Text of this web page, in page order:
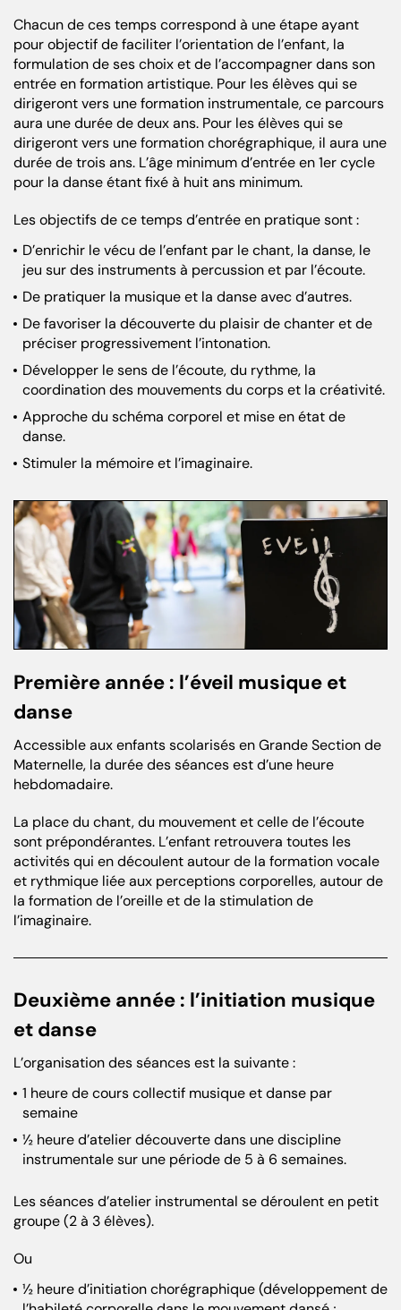
Chacun de ces temps correspond à une étape ayant
pour objectif de faciliter l’orientation de l’enfant, la
formulation de ses choix et de l’accompagner dans son
entrée en formation artistique. Pour les élèves qui se
dirigeront vers une formation instrumentale, ce parcours
aura une durée de deux ans. Pour les élèves qui se
dirigeront vers une formation chorégraphique, il aura une
durée de trois ans. L’âge minimum d’entrée en 1er cycle
pour la danse étant fixé à huit ans minimum.
Les objectifs de ce temps d’entrée en pratique sont :
D’enrichir le vécu de l’enfant par le chant, la danse, le
jeu sur des instruments à percussion et par l’écoute.
De pratiquer la musique et la danse avec d’autres.
De favoriser la découverte du plaisir de chanter et de
préciser progressivement l’intonation.
Développer le sens de l’écoute, du rythme, la
coordination des mouvements du corps et la créativité.
Approche du schéma corporel et mise en état de
danse.
Stimuler la mémoire et l’imaginaire.
Première année : l’éveil musique et
danse
Accessible aux enfants scolarisés en Grande Section de
Maternelle, la durée des séances est d’une heure
hebdomadaire.
La place du chant, du mouvement et celle de l’écoute
sont prépondérantes. L’enfant retrouvera toutes les
activités qui en découlent autour de la formation vocale
et rythmique liée aux perceptions corporelles, autour de
la formation de l’oreille et de la stimulation de
l’imaginaire.
Deuxième année : l’initiation musique
et danse
L’organisation des séances est la suivante :
1 heure de cours collectif musique et danse par
semaine
½ heure d’atelier découverte dans une discipline
instrumentale sur une période de 5 à 6 semaines.
Les séances d’atelier instrumental se déroulent en petit
groupe (2 à 3 élèves).
Ou
½ heure d’initiation chorégraphique (développement de